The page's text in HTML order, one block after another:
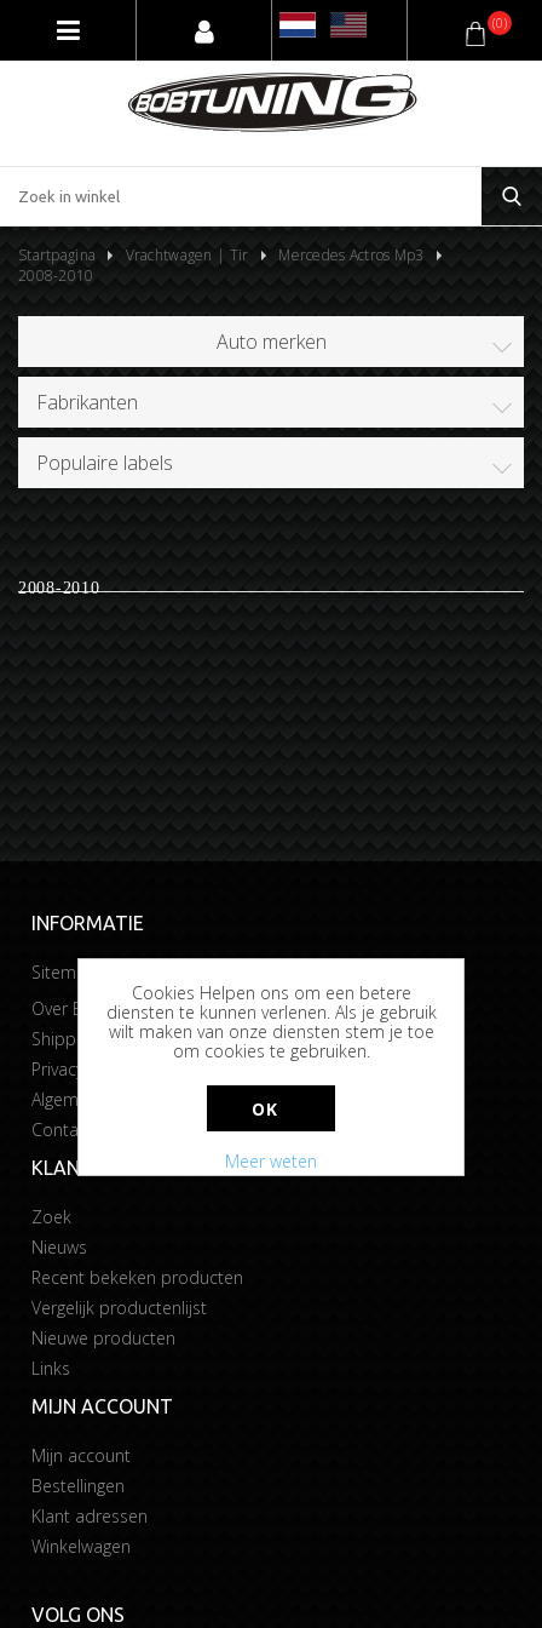
(0)
Startpagina Vrachtwagen | Tir
Mercedes Actros Mp3
2008-2010
Auto merken
Fabrikanten
Populaire labels
2008-2010
INFORMATIE
Sitemap
Over Bobtuning
Shipping & returns
Privacy & Cookies
Algemene voorwaarden
Contact
KLANTENSERVICE
Zoek
Nieuws
Recent bekeken producten
Vergelijk productenlijst
Nieuwe producten
Links
MIJN ACCOUNT
Mijn account
Bestellingen
Klant adressen
Winkelwagen
VOLG ONS
Cookies Helpen ons om een betere
diensten te kunnen verlenen. Als je gebruik
wilt maken van onze diensten stem je toe
om cookies te gebruiken.
OK
Meer weten